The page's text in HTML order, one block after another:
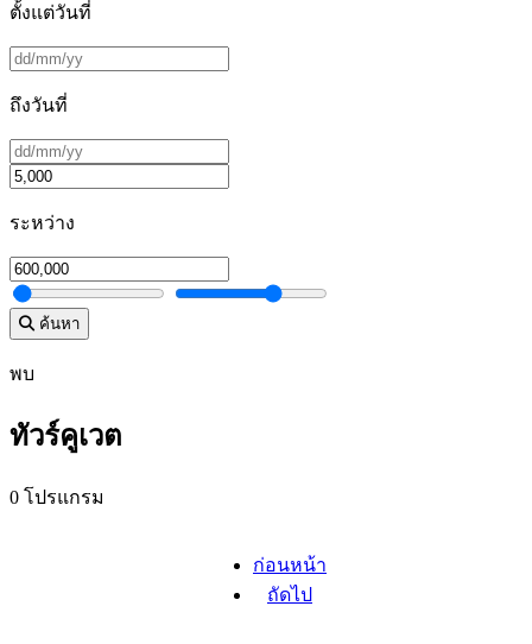
ตั้งแต่วันที่
ถึงวันที่
ระหว่าง
ค้นหา
พบ
ทัวร์คูเวต
0 โปรแกรม
ก่อนหน้า
ถัดไป